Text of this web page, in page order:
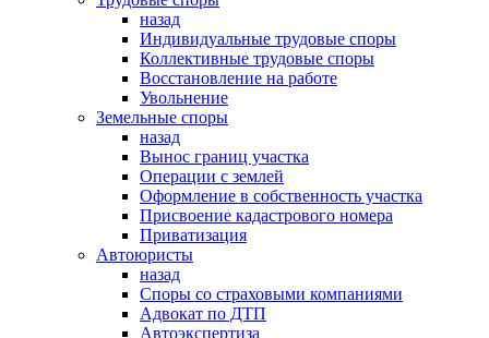
назад
Индивидуальные трудовые споры
Коллективные трудовые споры
Восстановление на работе
Увольнение
Земельные споры
назад
Вынос границ участка
Операции с землей
Оформление в собственность участка
Присвоение кадастрового номера
Приватизация
Автоюристы
назад
Споры со страховыми компаниями
Адвокат по ДТП
Автоэкспертиза